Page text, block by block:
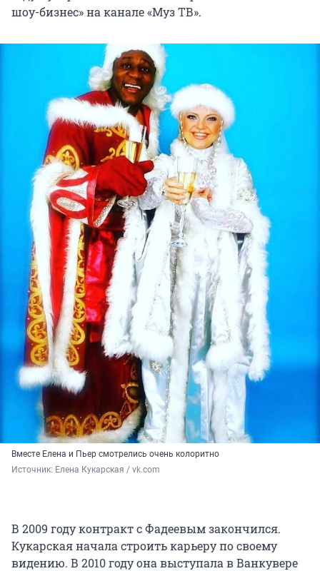
шоу-бизнес» на канале «Муз ТВ».
Вместе Елена и Пьер смотрелись очень колоритно
Источник: Елена Кукарская / vk.com
В 2009 году контракт с Фадеевым закончился.
Кукарская начала строить карьеру по своему
видению. В 2010 году она выступала в Ванкувере